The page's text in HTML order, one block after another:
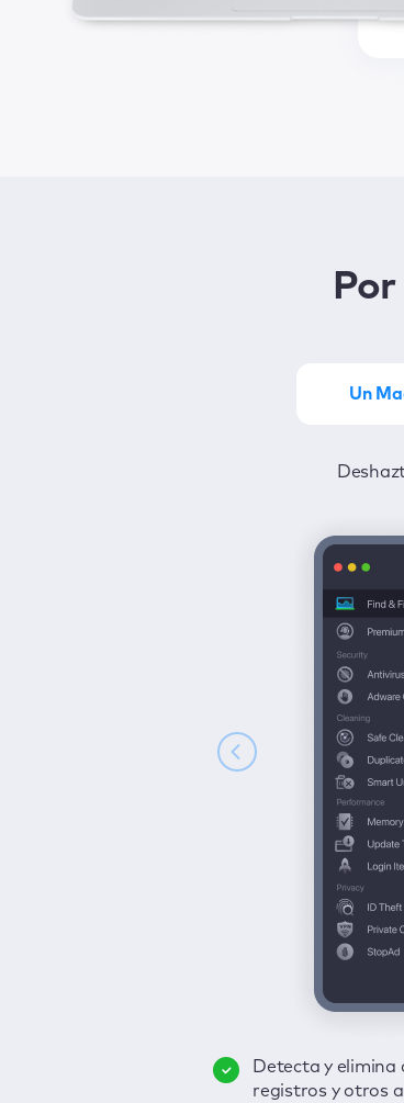
Un
Detecta y elimina
registros y otros
Elimina virus,
protección en
Saca el máximo
Descubre con un